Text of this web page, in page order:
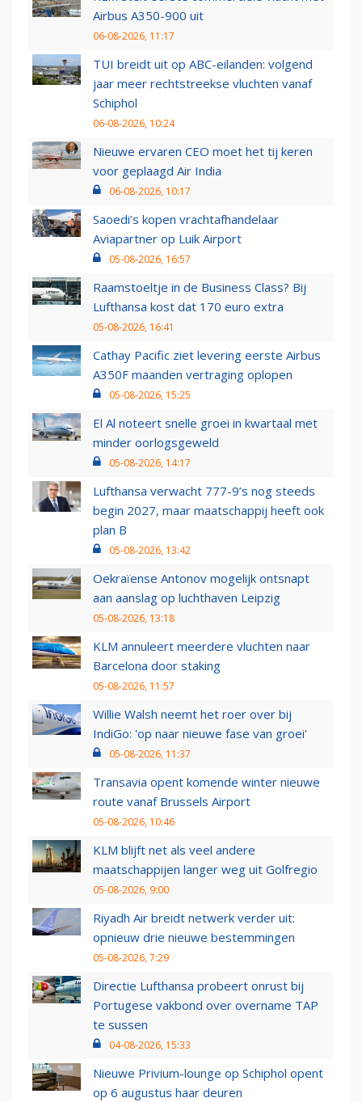
Airbus A350-900 uit
06-08-2026, 11:17
TUI breidt uit op ABC-eilanden: volgend
jaar meer rechtstreekse vluchten vanaf
Schiphol
06-08-2026, 10:24
Nieuwe ervaren CEO moet het tij keren
voor geplaagd Air India
06-08-2026, 10:17
Saoedi’s kopen vrachtafhandelaar
Aviapartner op Luik Airport
05-08-2026, 16:57
Raamstoeltje in de Business Class? Bij
Lufthansa kost dat 170 euro extra
05-08-2026, 16:41
Cathay Pacific ziet levering eerste Airbus
A350F maanden vertraging oplopen
05-08-2026, 15:25
El Al noteert snelle groei in kwartaal met
minder oorlogsgeweld
05-08-2026, 14:17
Lufthansa verwacht 777-9’s nog steeds
begin 2027, maar maatschappij heeft ook
plan B
05-08-2026, 13:42
Oekraïense Antonov mogelijk ontsnapt
aan aanslag op luchthaven Leipzig
05-08-2026, 13:18
KLM annuleert meerdere vluchten naar
Barcelona door staking
05-08-2026, 11:57
Willie Walsh neemt het roer over bij
IndiGo: 'op naar nieuwe fase van groei'
05-08-2026, 11:37
Transavia opent komende winter nieuwe
route vanaf Brussels Airport
05-08-2026, 10:46
KLM blijft net als veel andere
maatschappijen langer weg uit Golfregio
05-08-2026, 9:00
Riyadh Air breidt netwerk verder uit:
opnieuw drie nieuwe bestemmingen
05-08-2026, 7:29
Directie Lufthansa probeert onrust bij
Portugese vakbond over overname TAP
te sussen
04-08-2026, 15:33
Nieuwe Privium-lounge op Schiphol opent
op 6 augustus haar deuren